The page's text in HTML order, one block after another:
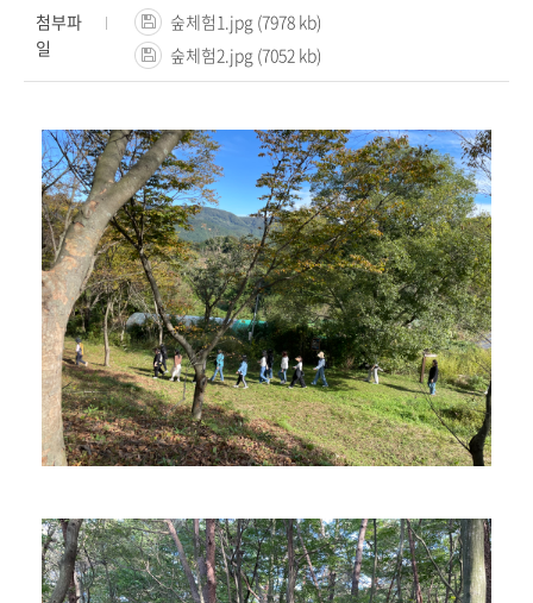
첨부파
일
숲체험1.jpg (7978 kb)
숲체험2.jpg (7052 kb)